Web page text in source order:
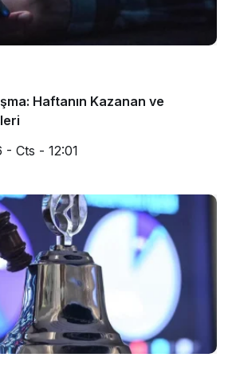
Haftanın Kazanan ve
- Cts - 12:01